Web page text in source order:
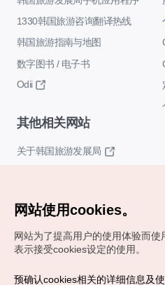
1330韩国旅游咨询翻译热线
韩国旅游指南与地图
数字图书 / 电子书
Odii
其他相关网站
关于韩国旅游发展局
网站使用cookies。
网站为了提高用户的使用体验而使
表示接受cookies设定的使用。
预确认cookies相关的详细信息及